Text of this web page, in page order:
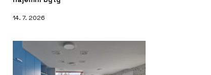
14. 7. 2026